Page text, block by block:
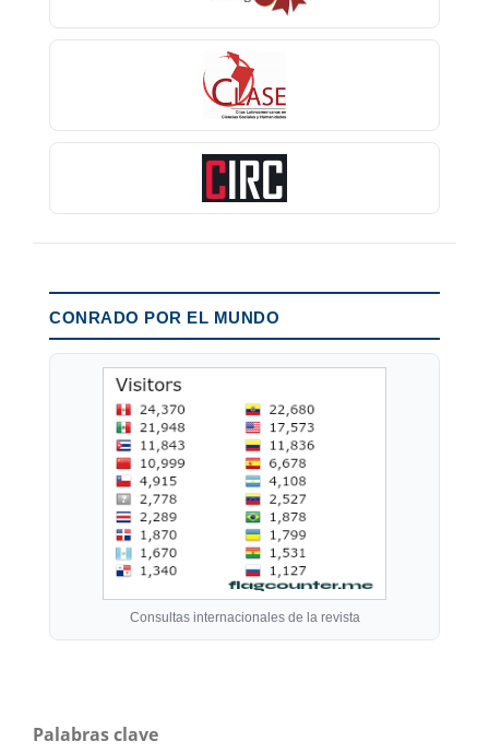
CONRADO POR EL MUNDO
Consultas internacionales de la revista
Palabras clave